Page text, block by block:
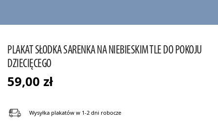
PLAKAT SŁODKA SARENKA NA NIEBIESKIM TLE DO POKOJU
DZIECIĘCEGO
59,00 zł
Wysyłka plakatów w 1-2 dni robocze